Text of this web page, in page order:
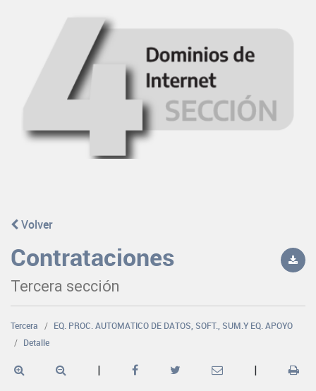
Volver
Contrataciones
Tercera sección
Tercera
EQ. PROC. AUTOMATICO DE DATOS, SOFT., SUM.Y EQ. APOYO
Detalle
| |